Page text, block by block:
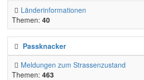
Länderinformationen
Themen: 40
Passknacker
Meldungen zum Strassenzustand
Themen: 463